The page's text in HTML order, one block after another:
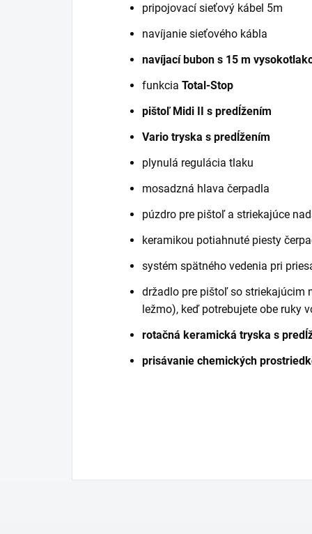
pripojovací sieťový kábel 5m
navíjanie sieťového kábla
navíjací bubon s 15 m
funkcia Total-Stop
pištoľ Midi II s predĺžením
Vario tryska s predĺžením
plynulá regulácia tlaku
mosadzná hlava čerpadla
púzdro pre pištoľ a striekajúce
keramikou potiahnuté piesty
systém spätného vedenia pri
držadlo pre pištoľ so striekajúcim
ležmo), keď potrebujete obe ruky
rotačná keramická tryska s
prisávanie chemických